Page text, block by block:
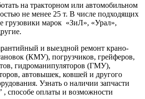
на тракторном или автомобильном
не менее 25 т. В числе подходящих
грузовики марок «ЗиЛ», «Урал»,
и выездной ремонт крано-
(КМУ), погрузчиков, грейферов,
гидроманипуляторов (ГМУ),
автовышек, ковшей и другого
Узнать о наличии запчасти
способе оплаты и возможности